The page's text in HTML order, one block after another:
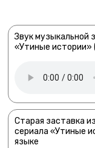
Звук музыкальной
«Утиные истории»
Старая заставка
сериала «Утиные
языке